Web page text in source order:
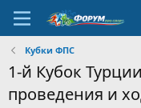
Кубки ФПС
1-й Кубок
проведения и